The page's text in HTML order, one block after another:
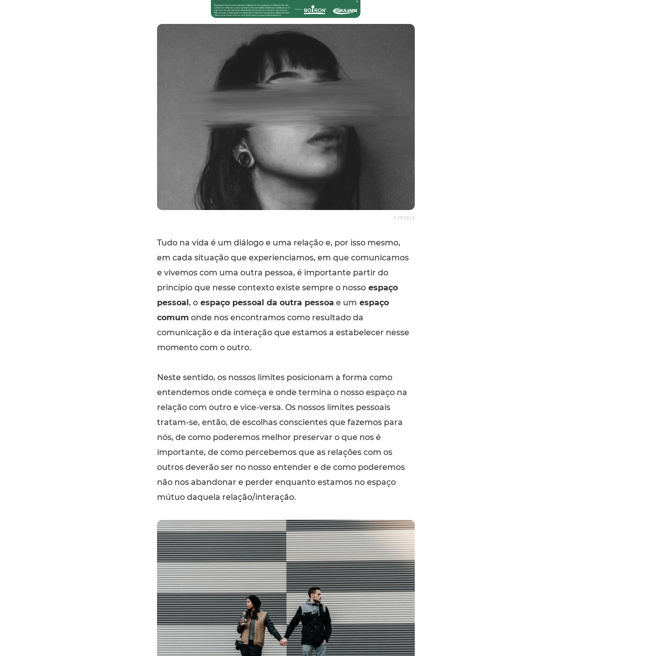
© PEXELS
Tudo na vida é um diálogo e uma relação e, por isso mesmo,
em cada situação que experienciamos, em que comunicamos
e vivemos com uma outra pessoa, é importante partir do
princípio que nesse contexto existe sempre o nossoespaço
pessoal, oespaço pessoal da outra pessoa e um espaço
comum onde nos encontramos como resultado da
comunicação e da interação que estamos a estabelecer nesse
momento com o outro.
Neste sentido, os nossos limites posicionam a forma como
entendemos onde começa e onde termina o nosso espaço na
relação com outro e vice-versa. Os nossos limites pessoais
tratam-se, então, de escolhas conscientes que fazemos para
nós, de como poderemos melhor preservar o que nos é
importante, de como percebemos que as relações com os
outros deverão ser no nosso entender e de como poderemos
não nos abandonar e perder enquanto estamos no espaço
mútuo daquela relação/interação.